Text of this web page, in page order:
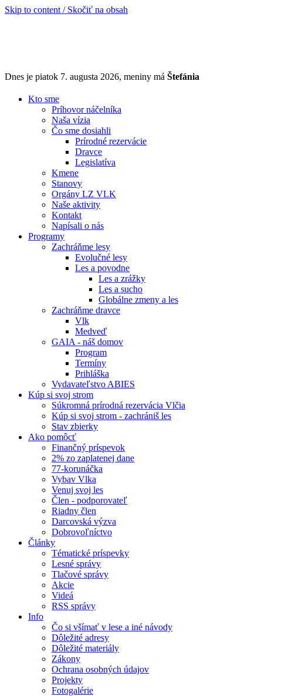
Skip to content / Skočiť na obsah
Dnes je piatok 7. augusta 2026, meniny má Štefánia
Kto sme
Príhovor náčelníka
Naša vízia
Čo sme dosiahli
Prírodné rezervácie
Dravce
Legislatíva
Kmene
Stanovy
Orgány LZ VLK
Naše aktivity
Kontakt
Napísali o nás
Programy
Zachráňme lesy
Evolučné lesy
Les a povodne
Les a zrážky
Les a sucho
Globálne zmeny a les
Zachráňme dravce
Vlk
Medveď
GAIA - náš domov
Program
Termíny
Prihláška
Vydavateľstvo ABIES
Kúp si svoj strom
Súkromná prírodná rezervácia Vlčia
Kúp si svoj strom - zachrániš les
Stav zbierky
Ako pomôcť
Finančný príspevok
2% zo zaplatenej dane
77-korunáčka
Vybav Vlka
Venuj svoj les
Člen - podporovateľ
Riadny člen
Darcovská výzva
Dobrovoľníctvo
Články
Tématické príspevky
Lesné správy
Tlačové správy
Akcie
Videá
RSS správy
Info
Čo si všímať v lese a iné návody
Dôležité adresy
Dôležité materiály
Zákony
Ochrana osobných údajov
Projekty
Fotogalérie